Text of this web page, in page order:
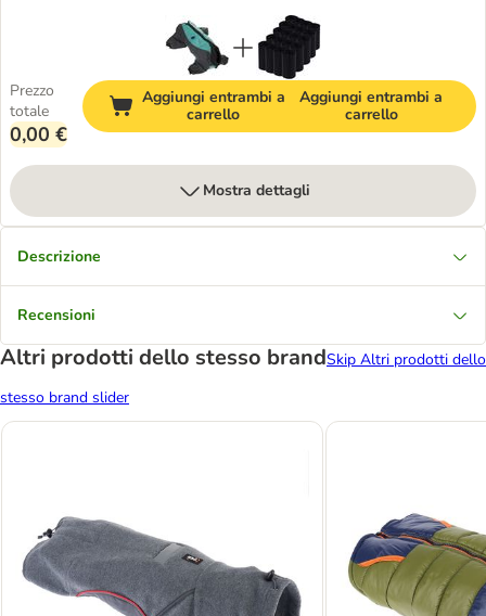
Prezzo
totale
0,00 €
Aggiungi entrambi a
carrello
Aggiungi entrambi a
carrello
Mostra dettagli
Descrizione
Recensioni
Altri prodotti dello stesso brandSkip Altri prodotti dello
stesso brand slider